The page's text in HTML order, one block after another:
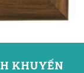
KHUYẾN